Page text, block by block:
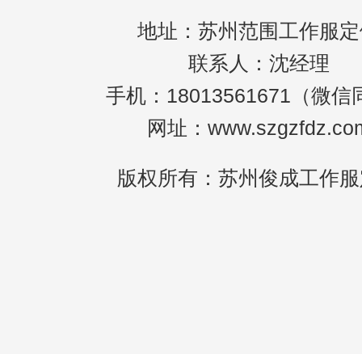
地址：苏州范围工作服
联系人：沈经理
手机：18013561671（微信
网址：
版权所有：苏州俊成工作